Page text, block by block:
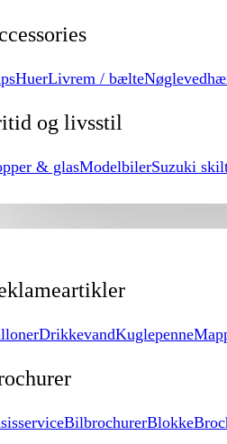
HuerLivrem / bælte
og livsstil
& glasModelbilerSuzuki
DrikkevandKuglepenne
BilbrochurerBlokke